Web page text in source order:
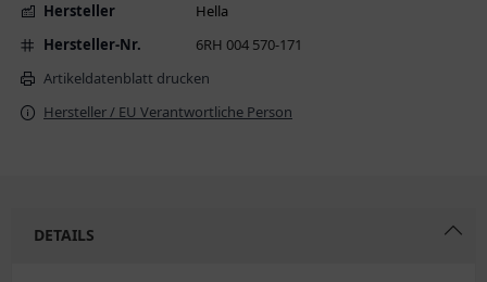
Hersteller
Hella
Hersteller-Nr.
6RH 004 570-171
Artikeldatenblatt drucken
Hersteller / EU Verantwortliche Person
DETAILS